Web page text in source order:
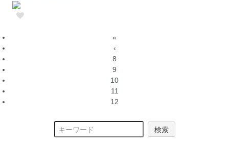
«
‹
8
9
10
11
12
検索